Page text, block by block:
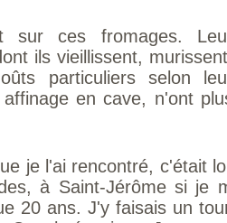
sur ces fromages.
ils vieillissent,
particuliers selon
en cave, n'ont
je l'ai rencontré, c'était
à Saint-Jérôme si je
20 ans. J'y faisais un